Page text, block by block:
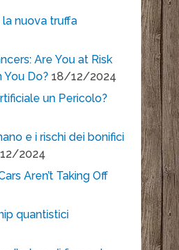
la nuova truffa
Are You at Risk
You Do? 18/12/2024
un Pericolo?
e i rischi dei bonifici
2024
Aren’t Taking Off
quantistici